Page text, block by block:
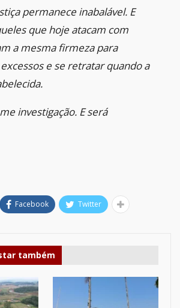
permanece inabalável. E
que hoje atacam com
a mesma firmeza para
e se retratar quando a
investigação. E será
Facebook Twitter
também